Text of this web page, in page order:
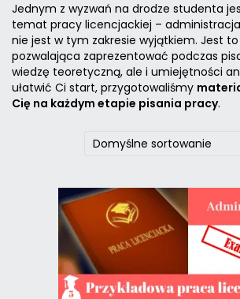
Jednym z wyzwań na drodze studenta
temat pracy licencjackiej –
nie jest w tym zakresie wyjątkiem. Jest
pozwalająca zaprezentować podczas
wiedzę teoretyczną, ale i umiejętności
ułatwić Ci start, przygotowaliśmy
Cię na każdym etapie pisania pracy.